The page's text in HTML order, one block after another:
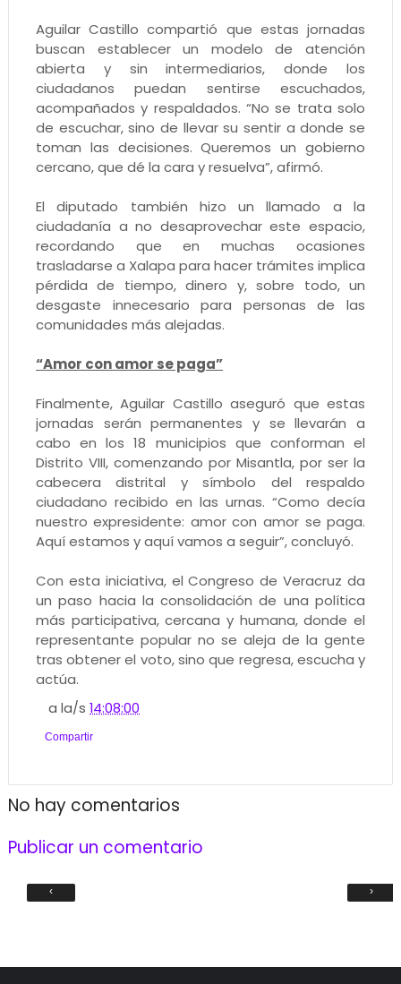
Aguilar Castillo compartió que estas jornadas
buscan establecer un modelo de atención
abierta y sin intermediarios, donde los
ciudadanos puedan sentirse escuchados,
acompañados y respaldados. “No se trata solo
de escuchar, sino de llevar su sentir a donde se
toman las decisiones. Queremos un gobierno
cercano, que dé la cara y resuelva”, afirmó.
El diputado también hizo un llamado a la
ciudadanía a no desaprovechar este espacio,
recordando que en muchas ocasiones
trasladarse a Xalapa para hacer trámites implica
pérdida de tiempo, dinero y, sobre todo, un
desgaste innecesario para personas de las
comunidades más alejadas.
“Amor con amor se paga”
Finalmente, Aguilar Castillo aseguró que estas
jornadas serán permanentes y se llevarán a
cabo en los 18 municipios que conforman el
Distrito VIII, comenzando por Misantla, por ser la
cabecera distrital y símbolo del respaldo
ciudadano recibido en las urnas. “Como decía
nuestro expresidente: amor con amor se paga.
Aquí estamos y aquí vamos a seguir”, concluyó.
Con esta iniciativa, el Congreso de Veracruz da
un paso hacia la consolidación de una política
más participativa, cercana y humana, donde el
representante popular no se aleja de la gente
tras obtener el voto, sino que regresa, escucha y
actúa.
a la/s14:08:00
Compartir
No hay comentarios
Publicar un comentario
‹ ›